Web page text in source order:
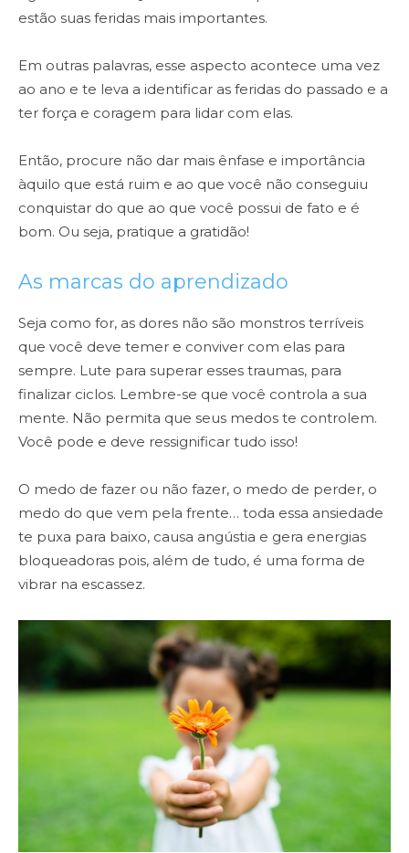
estão suas feridas mais importantes.
Em outras palavras, esse aspecto acontece uma vez
ao ano e te leva a identificar as feridas do passado e a
ter força e coragem para lidar com elas.
Então, procure não dar mais ênfase e importância
àquilo que está ruim e ao que você não conseguiu
conquistar do que ao que você possui de fato e é
bom. Ou seja, pratique a gratidão!
As marcas do aprendizado
Seja como for, as dores não são monstros terríveis
que você deve temer e conviver com elas para
sempre. Lute para superar esses traumas, para
finalizar ciclos. Lembre-se que você controla a sua
mente. Não permita que seus medos te controlem.
Você pode e deve ressignificar tudo isso!
O medo de fazer ou não fazer, o medo de perder, o
medo do que vem pela frente… toda essa ansiedade
te puxa para baixo, causa angústia e gera energias
bloqueadoras pois, além de tudo, é uma forma de
vibrar na escassez.